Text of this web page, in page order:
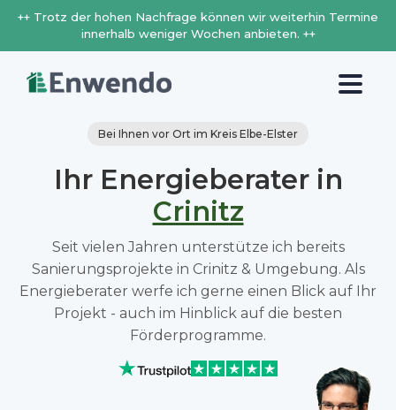
++ Trotz der hohen Nachfrage können wir weiterhin Termine
innerhalb weniger Wochen anbieten. ++
Bei Ihnen vor Ort im Kreis Elbe-Elster
Ihr Energieberater in
Crinitz
Seit vielen Jahren unterstütze ich bereits
Sanierungsprojekte in Crinitz & Umgebung. Als
Energieberater werfe ich gerne einen Blick auf Ihr
Projekt - auch im Hinblick auf die besten
Förderprogramme.